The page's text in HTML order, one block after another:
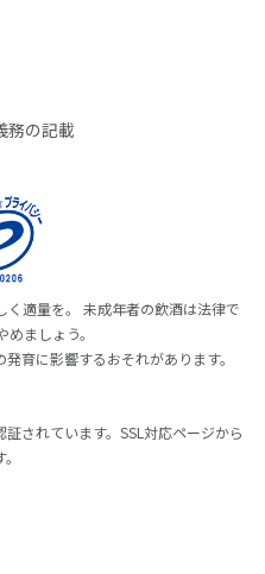
務の記載
適量を。 未成年者の飲酒は法律で
ましょう。
育に影響するおそれがあります。
されています。SSL対応ページから